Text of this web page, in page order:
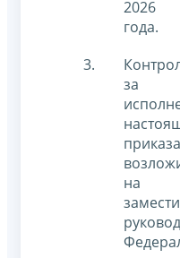
2026
года.
за
приказа
на